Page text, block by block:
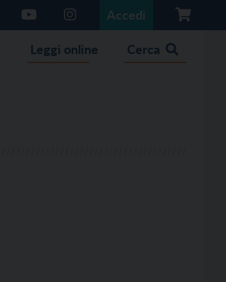
Accedi
Leggi online Cerca